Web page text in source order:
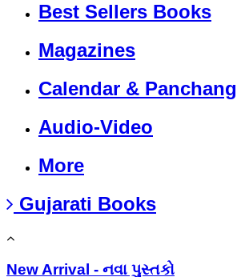
Best Sellers Books
Magazines
Calendar & Panchang
Audio-Video
More
Gujarati Books
New Arrival - નવા પુસ્તકો